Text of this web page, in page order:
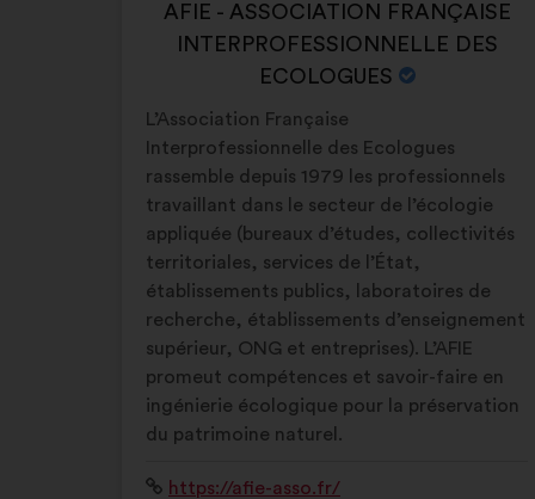
DES
NAZWA
ORGANIZACJI:
AFIE - ASSOCIATION FRANÇAISE
INTERPROFESSIONNELLE DES
ECOLOGUES
L’Association Française
Interprofessionnelle des Ecologues
rassemble depuis 1979 les professionnels
travaillant dans le secteur de l’écologie
appliquée (bureaux d’études, collectivités
territoriales, services de l’État,
établissements publics, laboratoires de
recherche, établissements d’enseignement
supérieur, ONG et entreprises). L’AFIE
promeut compétences et savoir-faire en
ingénierie écologique pour la préservation
du patrimoine naturel.
Strona
https://afie-asso.fr/